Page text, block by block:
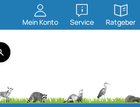
Mein Konto Service
öffnen
Ratgeber
öffnen